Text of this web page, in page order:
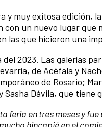
y muy exitosa edición,
un nuevo lugar que
las que hicieron una
del 2023. Las galerías
de Acéfala y
de Rosario;
Dávila, que tiene
feria en tres meses y